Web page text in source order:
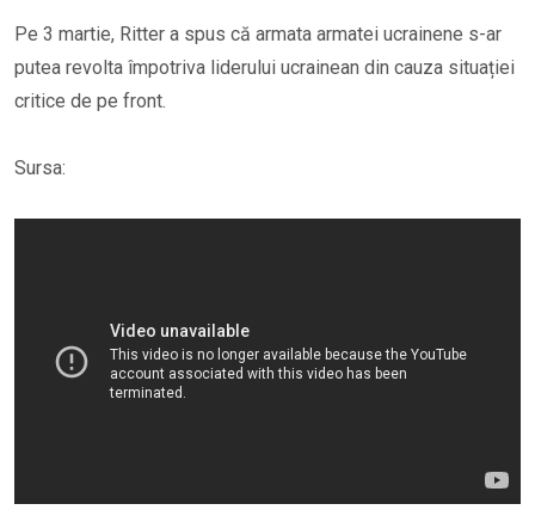
Pe 3 martie, Ritter a spus că armata armatei ucrainene s-ar
putea revolta împotriva liderului ucrainean din cauza situației
critice de pe front.
Sursa: